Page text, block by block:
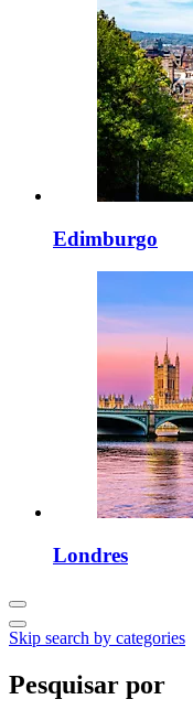
Edimburgo
Londres
Skip search by categories
Pesquisar por